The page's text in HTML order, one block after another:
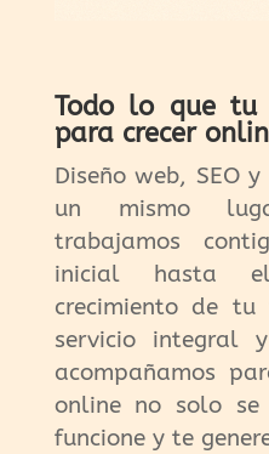
Todo lo que tu
para crecer
Diseño web, SEO
un mismo
trabajamos
inicial hasta
crecimiento de tu
servicio integral
acompañamos
online no solo se
funcione y te